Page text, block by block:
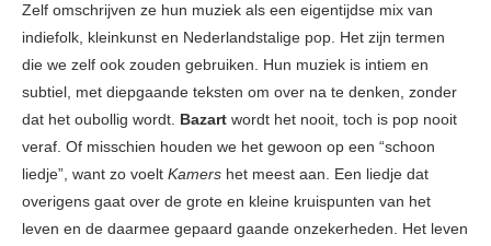
Zelf omschrijven ze hun muziek als een eigentijdse mix van
indiefolk, kleinkunst en Nederlandstalige pop. Het zijn termen
die we zelf ook zouden gebruiken. Hun muziek is intiem en
subtiel, met diepgaande teksten om over na te denken, zonder
dat het oubollig wordt. Bazart wordt het nooit, toch is pop nooit
veraf. Of misschien houden we het gewoon op een “schoon
liedje”, want zo voelt Kamers het meest aan. Een liedje dat
overigens gaat over de grote en kleine kruispunten van het
leven en de daarmee gepaard gaande onzekerheden. Het leven